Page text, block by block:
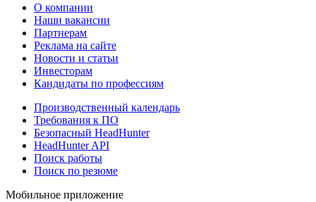
О компании
Наши вакансии
Партнерам
Реклама на сайте
Новости и статьи
Инвесторам
Кандидаты по профессиям
Производственный календарь
Требования к ПО
Безопасный HeadHunter
HeadHunter API
Поиск работы
Поиск по резюме
Мобильное приложение